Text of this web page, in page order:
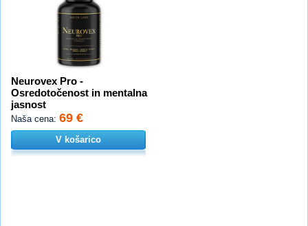
Neurovex Pro -
Osredotočenost in mentalna
jasnost
Naša cena: 69 €
V košarico